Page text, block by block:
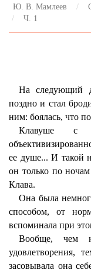
Ю. В. Мамлеев
Ч. 1
На следующий
поздно и стал
ним: боялась, что
Клавуше с
ее душе... И такой
он только по
Клава.
Она была
способом, от
вспоминала при
Вообще, чем
удовлетворения,
засовывала она